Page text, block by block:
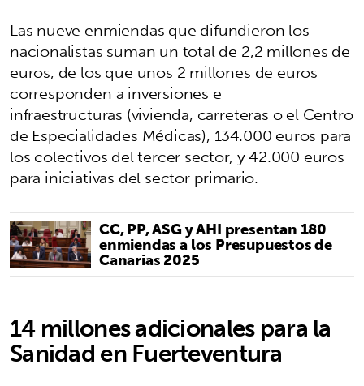
Las nueve enmiendas que difundieron los
nacionalistas suman un total de 2,2 millones de
euros, de los que unos 2 millones de euros
corresponden a inversiones e
infraestructuras (vivienda, carreteras o el Centro
de Especialidades Médicas), 134.000 euros para
los colectivos del tercer sector, y 42.000 euros
para iniciativas del sector primario.
CC, PP, ASG y AHI presentan 180
enmiendas a los Presupuestos de
Canarias 2025
14 millones adicionales para la
Sanidad en Fuerteventura